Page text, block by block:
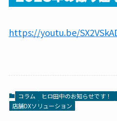
https://youtu.be/
コラム ヒロ田中のお知らせです！
店舗DXソリューション